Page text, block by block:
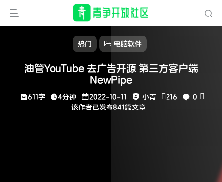
热门 电脑软件
油管YouTube 去广告开源 第三方客户端
NewPipe
611字 4分钟 2022-10-11 小青 216
0
该作者已发布841篇文章